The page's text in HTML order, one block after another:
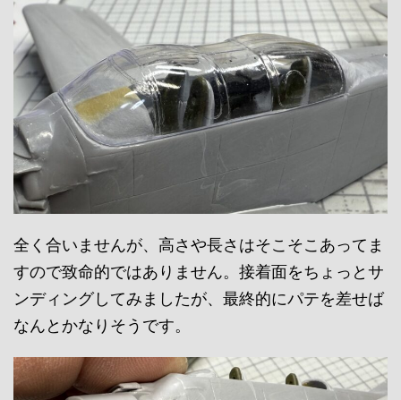
全く合いませんが、高さや長さはそこそこあってま
すので致命的ではありません。接着面をちょっとサ
ンディングしてみましたが、最終的にパテを差せば
なんとかなりそうです。